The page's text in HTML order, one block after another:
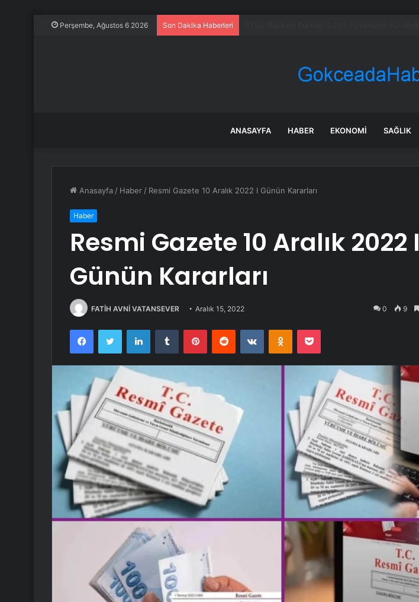
Perşembe, Ağustos 6 2026 Son Dakika Haberleri
ANASAYFA HABER EKONOMI SAĞLIK
Anasayfa / Haber / Resmi Gazete 10 Aralık 2022 I Günün Kararları
Haber
Resmi Gazete 10 Aralık 2022 I
Günün Kararları
FATİH AVNİ VATANSEVER Aralık 15, 2022 0 9
FacebookTwitter LinkedInTumblr PinterestReddit VKontakteOdnoklassniki
Pocket